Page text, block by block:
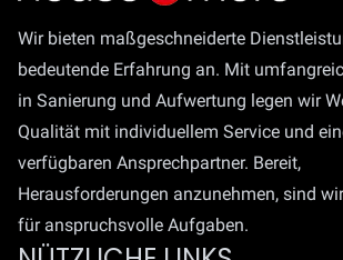
Wir bieten maßgeschneiderte
bedeutende Erfahrung an. Mit
in Sanierung und Aufwertung legen wir
Qualität mit individuellem Service und
verfügbaren Ansprechpartner. Bereit,
Herausforderungen anzunehmen, sind
für anspruchsvolle Aufgaben.